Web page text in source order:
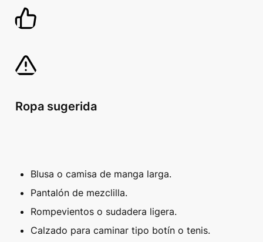
Ropa sugerida
Blusa o camisa de manga larga.
Pantalón de mezclilla.
Rompevientos o sudadera ligera.
Calzado para caminar tipo botín o tenis.